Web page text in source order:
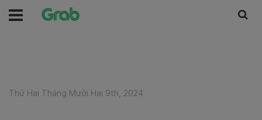
Thứ Hai Tháng Mười Hai 9th, 2024